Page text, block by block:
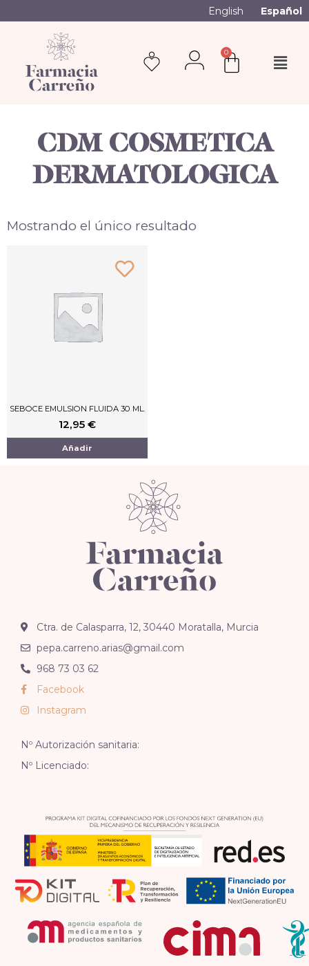
English Español
0
CDM COSMETICA
DERMATOLOGICA
Mostrando el único resultado
SEBOCE EMULSION FLUIDA 30 ML.
12,95 €
Añadir
Ctra. de Calasparra, 12, 30440 Moratalla, Murcia
pepa.carreno.arias@gmail.com
968 73 03 62
Facebook
Instagram
Nº Autorización sanitaria:
Nº Licenciado: